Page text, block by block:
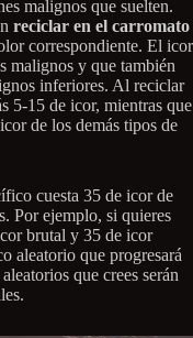
malignos que suelten.
reciclar en el carromato
correspondiente. El icor
malignos y que también
inferiores. Al reciclar
5-15 de icor, mientras que
de los demás tipos de
cuesta 35 de icor de
Por ejemplo, si quieres
brutal y 35 de icor
aleatorio que progresará
que crees serán